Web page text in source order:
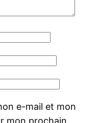
e-mail et mon
mon prochain